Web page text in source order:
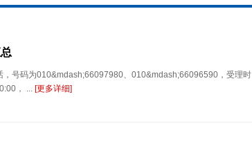
号码为010&mdash;66097980、010&mdash;66096590，受理时
， ... [更多详细]